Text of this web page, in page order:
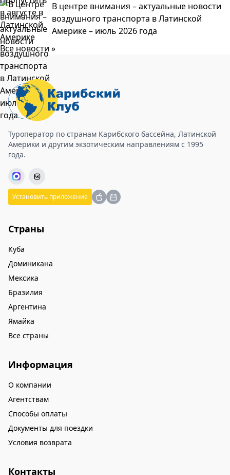
В центре внимания – актуальные новости
воздушного транспорта в Латинской
Америке – июль 2026 года
Все новости »
Туроператор по странам Карибского бассейна, Латинской
Америки и другим экзотическим направлениям с 1995
года.
Установить приложение
Страны
Куба
Доминикана
Мексика
Бразилия
Аргентина
Ямайка
Все страны
Информация
О компании
Агентствам
Способы оплаты
Документы для поездки
Условия возврата
Контакты